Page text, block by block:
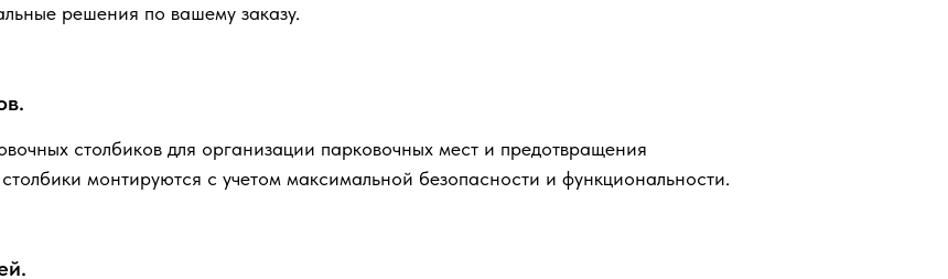
решения по вашему заказу.
столбиков для организации парковочных мест и предотвращения
монтируются с учетом максимальной безопасности и функциональности.